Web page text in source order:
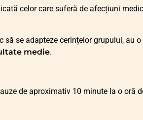
celor care suferă de afecțiuni
să se adapteze cerințelor grupului, au o
medie.
de aproximativ 10 minute la o oră